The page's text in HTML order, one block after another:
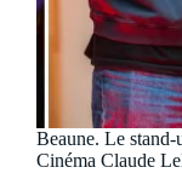
Beaune. Le
Cinéma Claude